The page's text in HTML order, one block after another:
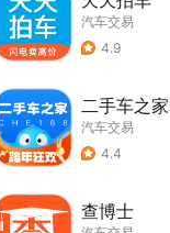
汽车交易
4.9
二手车之
汽车交易
4.4
查博士